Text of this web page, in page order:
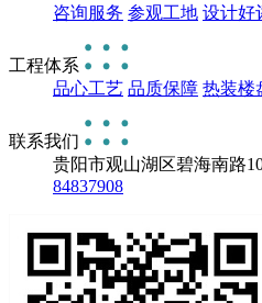
咨询服务 参观工地 设计好
工程体系
品心工艺 品质保障 热装楼
联系我们
贵阳市观山湖区碧海南路
84837908